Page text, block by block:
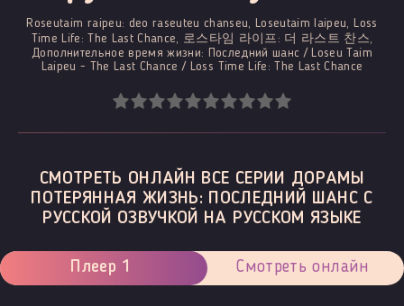
Roseutaim raipeu: deo raseuteu chanseu, Loseutaim laipeu, Loss
Time Life: The Last Chance, 로스타임 라이프: 더 라스트 찬스,
Дополнительное время жизни: Последний шанс / Loseu Taim
Laipeu - The Last Chance / Loss Time Life: The Last Chance
СМОТРЕТЬ ОНЛАЙН ВСЕ СЕРИИ ДОРАМЫ
ПОТЕРЯННАЯ ЖИЗНЬ: ПОСЛЕДНИЙ ШАНС С
РУССКОЙ ОЗВУЧКОЙ НА РУССКОМ ЯЗЫКЕ
Плеер 1 Смотреть онлайн